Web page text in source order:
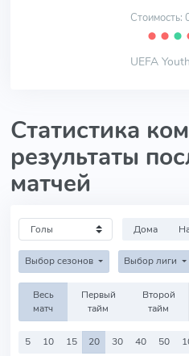
Стоимость:
⬤ ⬤ ⬤
UEFA
Статистика
результаты
матчей
Дома
Выбор сезонов Выбор лиги
Весь
матч
Первый
тайм
Второй
тайм
5 10 15 20 30 40 50